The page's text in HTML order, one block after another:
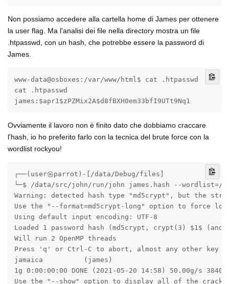
Non possiamo accedere alla cartella home di James per ottenere
la user flag. Ma l'analisi dei file nella directory mostra un file
.htpasswd, con un hash, che potrebbe essere la password di
James.
www-data@osboxes:/var/www/html$ cat .htpasswd
cat .htpasswd
james:$apr1$zPZMix2A$d8fBXH0em33bfI9UTt9Nq1
Ovviamente il lavoro non è finito dato che dobbiamo craccare
l'hash, io ho preferito farlo con la tecnica del brute force con la
wordlist rockyou!
┌──(user㉿parrot)-[/data/Debug/files]
└─$ /data/src/john/run/john james.hash --
Warning: detected hash type "md5crypt", but the
Use the "--format=md5crypt-long" option to force
Using default input encoding: UTF-8
Loaded 1 password hash (md5crypt, crypt(3) $1$ (and
Will run 2 OpenMP threads
Press 'q' or Ctrl-C to abort, almost any other key
jamaica          (james)
1g 0:00:00:00 DONE (2021-05-20 14:58) 50.00g/s
Use the "--show" option to display all of the